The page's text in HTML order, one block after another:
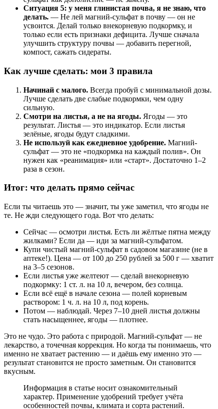
Ситуация 5: у меня глинистая почва, я не знаю, что
делать. — Не лей магний-сульфат в почву — он не
усвоится. Делай только внекорневую подкормку, и
только если есть признаки дефицита. Лучше сначала
улучшить структуру почвы — добавить перегной,
компост, сажать сидераты.
Как лучше сделать: мои 3 правила
Начинай с малого. Всегда пробуй с минимальной дозы.
Лучше сделать две слабые подкормки, чем одну
сильную.
Смотри на листья, а не на ягоды. Ягоды — это
результат. Листья — это индикатор. Если листья
зелёные, ягоды будут сладкими.
Не используй как ежедневное удобрение. Магний-
сульфат — это не «подкормка на каждый полив». Он
нужен как «реанимация» или «старт». Достаточно 1–2
раза в сезон.
Итог: что делать прямо сейчас
Если ты читаешь это — значит, ты уже заметил, что ягоды не
те. Не жди следующего года. Вот что делать:
Сейчас — осмотри листья. Есть ли жёлтые пятна между
жилками? Если да — иди за магний-сульфатом.
Купи чистый магний-сульфат в садовом магазине (не в
аптеке!). Цена — от 100 до 250 рублей за 500 г — хватит
на 3–5 сезонов.
Если листья уже желтеют — сделай внекорневую
подкормку: 1 ст. л. на 10 л, вечером, без солнца.
Если всё ещё в начале сезона — полей корневым
раствором: 1 ч. л. на 10 л, под корень.
Потом — наблюдай. Через 7–10 дней листья должны
стать насыщеннее, ягоды — плотнее.
Это не чудо. Это работа с природой. Магний-сульфат — не
лекарство, а точечная коррекция. Но когда ты понимаешь, что
именно не хватает растению — и даёшь ему именно это —
результат становится не просто заметным. Он становится
вкусным.
Информация в статье носит ознакомительный
характер. Применение удобрений требует учёта
особенностей почвы, климата и сорта растений.